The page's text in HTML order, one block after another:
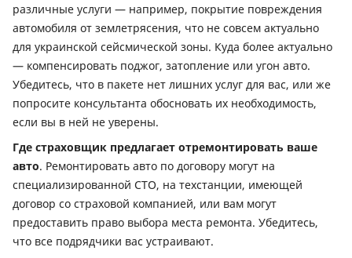
различные услуги — например, покрытие повреждения
автомобиля от землетрясения, что не совсем актуально
для украинской сейсмической зоны. Куда более актуально
— компенсировать поджог, затопление или угон авто.
Убедитесь, что в пакете нет лишних услуг для вас, или же
попросите консультанта обосновать их необходимость,
если вы в ней не уверены.
Где страховщик предлагает отремонтировать ваше
авто. Ремонтировать авто по договору могут на
специализированной СТО, на техстанции, имеющей
договор со страховой компанией, или вам могут
предоставить право выбора места ремонта. Убедитесь,
что все подрядчики вас устраивают.